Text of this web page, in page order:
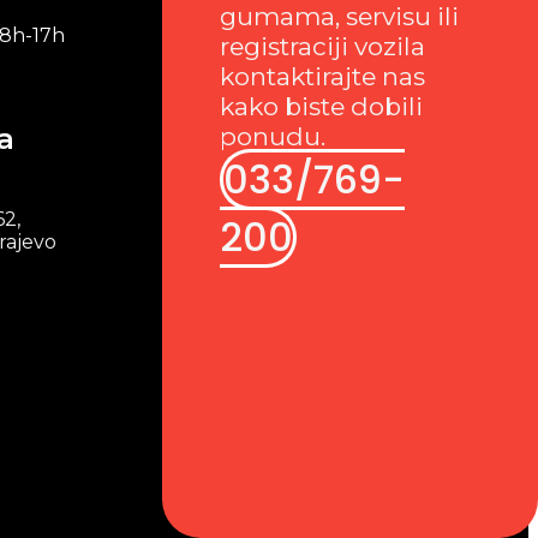
17h
gumama, servisu ili
registraciji vozila
kontaktirajte nas
kako biste dobili
ponudu.
033/769-
200